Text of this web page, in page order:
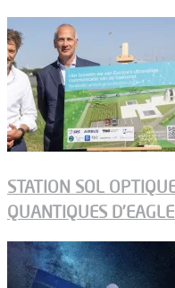
STATION SOL
QUANTIQUES